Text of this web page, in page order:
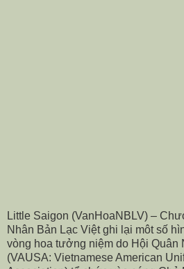
Little Saigon (VanHoaNBLV) –
Nhân Bản Lạc Việt ghi lại môt số
vòng hoa tưởng niệm do Hội Quân
(VAUSA: Vietnamese American